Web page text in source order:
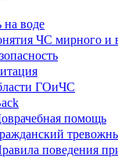
на воде
ЧС мирного и
ГОиЧС
помощь
поведения